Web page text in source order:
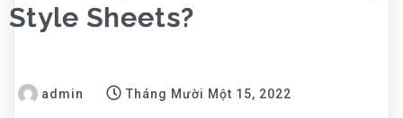
Style Sheets?
admin Tháng Mười Một 15, 2022